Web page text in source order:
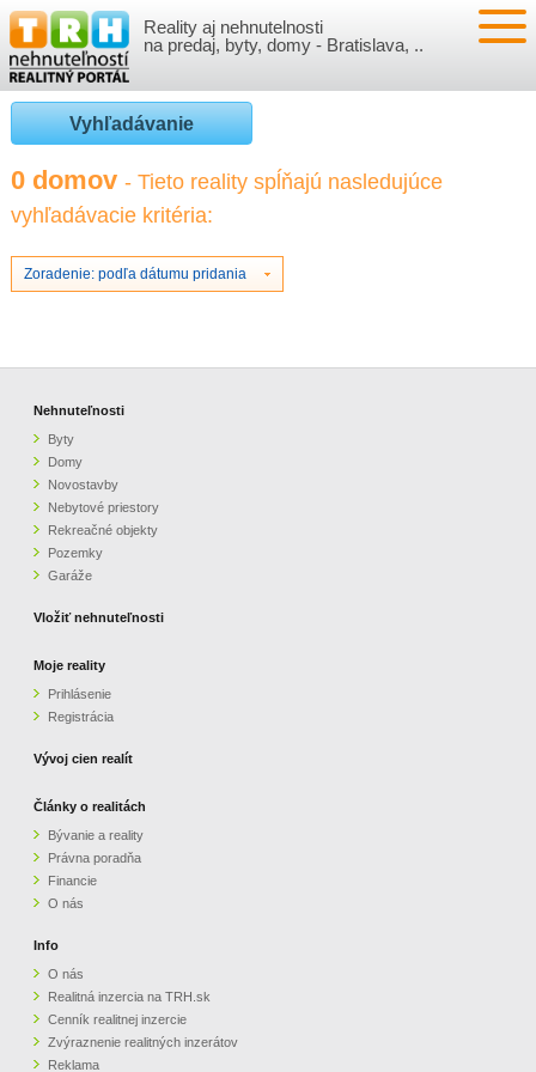
Reality aj nehnutelnosti
na predaj, byty, domy - Bratislava, ..
NEHNUTEĽNOSTI
BYTY
NOVOSTAVBY
NEBYTOVÉ PRIESTORY
GARÁŽE
VLOŽIŤ NEHNUTEĽNOSTI
PRIHLÁSENIE
REGISTRÁCIA
VÝVOJ CIEN REALÍT
ČLÁNKY O REALITÁCH
O NÁS
CENNÍK REALITNEJ INZERCIE
ZVÝRAZNENIE REALITNÝCH INZERÁTOV
PARTNERI
OBCHODNÉ PODMIENKY
KONTAKT
Vyhľadávanie
0 domov - Tieto reality spĺňajú nasledujúce
vyhľadávacie kritéria:
Zoradenie: podľa dátumu pridania
Nehnuteľnosti
Byty
Domy
Novostavby
Nebytové priestory
Rekreačné objekty
Pozemky
Garáže
Vložiť nehnuteľnosti
Moje reality
Prihlásenie
Registrácia
Vývoj cien realít
Články o realitách
Bývanie a reality
Právna poradňa
Financie
O nás
Info
O nás
Realitná inzercia na TRH.sk
Cenník realitnej inzercie
Zvýraznenie realitných inzerátov
Reklama